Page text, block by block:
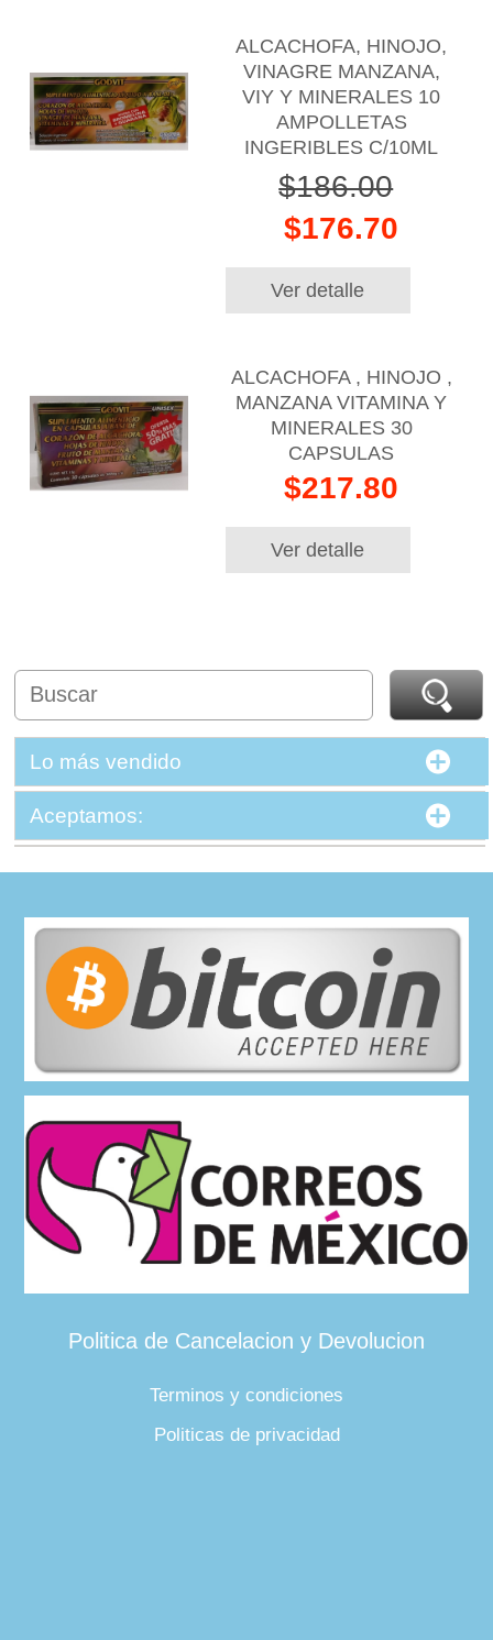
ALCACHOFA, HINOJO,
VINAGRE MANZANA,
VIY Y MINERALES 10
AMPOLLETAS
INGERIBLES C/10ML
$186.00
$176.70
Ver detalle
ALCACHOFA , HINOJO ,
MANZANA VITAMINA Y
MINERALES 30
CAPSULAS
$217.80
Ver detalle
Lo más vendido
Aceptamos:
Politica de Cancelacion y Devolucion
Terminos y condiciones
Politicas de privacidad